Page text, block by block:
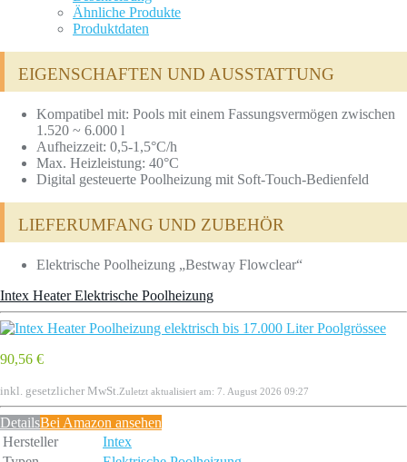
Ähnliche Produkte
Produktdaten
EIGENSCHAFTEN UND AUSSTATTUNG
Kompatibel mit: Pools mit einem Fassungsvermögen zwischen
1.520 ~ 6.000 l
Aufheizzeit: 0,5-1,5°C/h
Max. Heizleistung: 40°C
Digital gesteuerte Poolheizung mit Soft-Touch-Bedienfeld
LIEFERUMFANG UND ZUBEHÖR
Elektrische Poolheizung „Bestway Flowclear“
Intex Heater Elektrische Poolheizung
90,56 €
inkl. gesetzlicher MwSt. Zuletzt aktualisiert am: 7. August 2026 09:27
DetailsBei Amazon ansehen
Hersteller
Intex